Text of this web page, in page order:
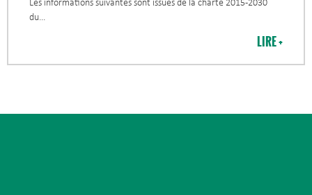
Les informations suivantes sont issues de la charte 2015-2030
du
LIRE +